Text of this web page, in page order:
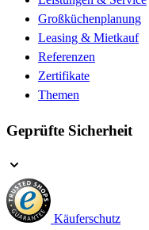
Großküchenplanung
Leasing & Mietkauf
Referenzen
Zertifikate
Themen
Geprüfte Sicherheit
Käuferschutz